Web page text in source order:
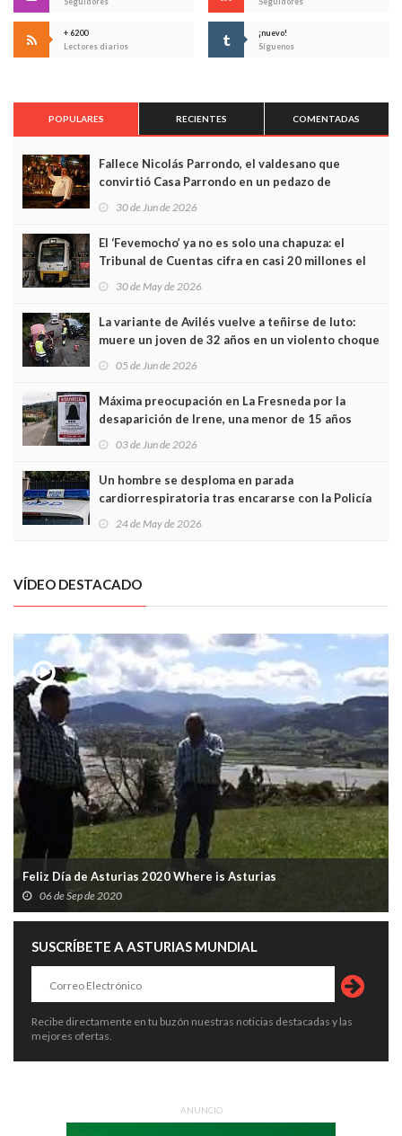
+ 6200
Lectores diarios
¡nuevo!
Síguenos
POPULARES RECIENTES COMENTADAS
Fallece Nicolás Parrondo, el valdesano que
convirtió Casa Parrondo en un pedazo de
30 de Jun de 2026
El ‘Fevemocho’ ya no es solo una chapuza: el
Tribunal de Cuentas cifra en casi 20 millones el
30 de May de 2026
La variante de Avilés vuelve a teñirse de luto:
muere un joven de 32 años en un violento choque
05 de Jun de 2026
Máxima preocupación en La Fresneda por la
desaparición de Irene, una menor de 15 años
03 de Jun de 2026
Un hombre se desploma en parada
cardiorrespiratoria tras encararse con la Policía
24 de May de 2026
VÍDEO DESTACADO
Feliz Día de Asturias 2020 Where is Asturias
06 de Sep de 2020
SUSCRÍBETE A ASTURIAS MUNDIAL
Recibe directamente en tu buzón nuestras noticias destacadas y las
mejores ofertas.
ANUNCIO